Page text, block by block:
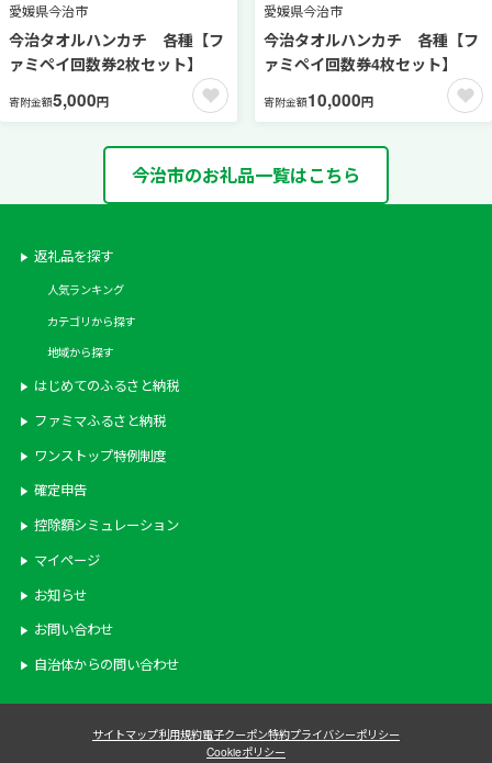
愛媛県今治市
今治タオルハンカチ 各種【フ
ァミペイ回数券2枚セット】
寄附金額5,000円
愛媛県今治市
今治タオルハンカチ 各種【フ
ァミペイ回数券4枚セット】
寄附金額10,000円
今治市のお礼品一覧はこちら
返礼品を探す
人気ランキング
カテゴリから探す
地域から探す
はじめてのふるさと納税
ファミマふるさと納税
ワンストップ特例制度
確定申告
控除額シミュレーション
マイページ
お知らせ
お問い合わせ
自治体からの問い合わせ
サイトマップ利用規約電子クーポン特約プライバシーポリシー
Cookieポリシー